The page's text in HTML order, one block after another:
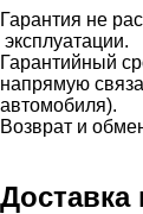
Гарантия не
эксплуатации.
Гарантийный
напрямую
автомобиля).
Возврат и
Доставка